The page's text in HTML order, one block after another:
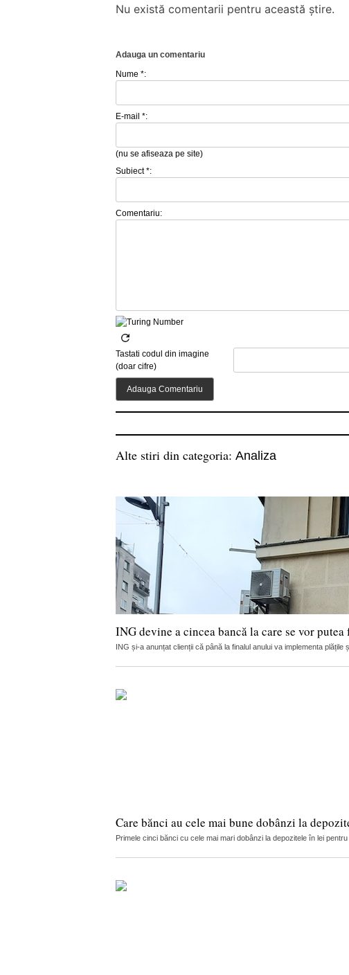
Nu există comentarii pentru această știre.
Adauga un comentariu
Nume *:
E-mail *:
(nu se afiseaza pe site)
Subiect *:
Comentariu:
Tastati codul din imagine
(doar cifre)
Alte stiri din categoria: Analiza
ING devine a cincea bancă la care se vor
ING și-a anunțat clienții că până la finalul anului va implementa
Care bănci au cele mai bune dobânzi la
Primele cinci bănci cu cele mai mari dobânzi la depozitele în lei